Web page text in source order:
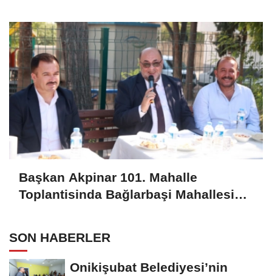
Başkan Akpinar 101. Mahalle
Toplantisinda Bağlarbaşi Mahallesi
SON HABERLER
Onikişubat Belediyesi’nin